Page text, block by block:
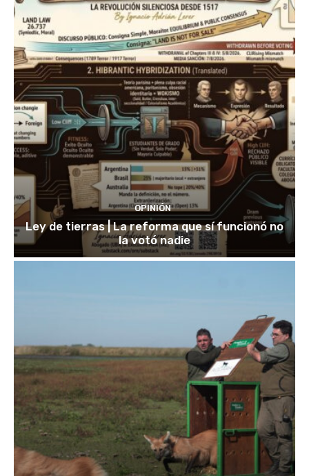
OPINIÓN
Ley de tierras | La reforma que sí funcionó no
la votó nadie